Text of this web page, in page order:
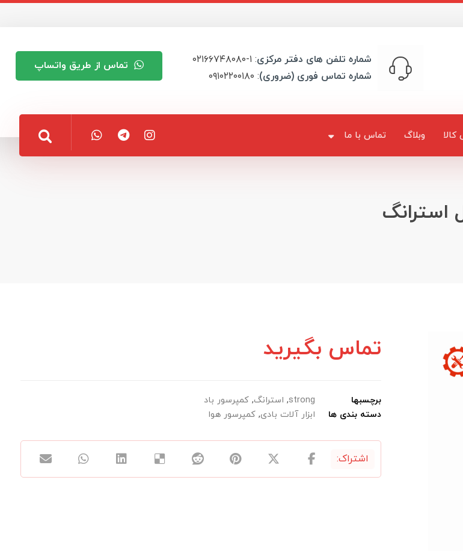
تماس از طریق واتساپ شماره تلفن های دفتر مرکزی: ۱-۰۲۱۶۶۷۴۸۰۸۰
شماره تماس فوری (ضروری): ۰۹۱۰۲۲۰۰۱۸۰
وبلاگ تماس با ما
تماس بگیرید
برچسبها strong
, استرانگ,کمپرسور باد
دسته بندی ها
ابزار آلات بادی,کمپرسور هوا